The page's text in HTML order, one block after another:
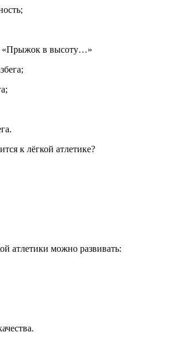
«Прыжок в высоту…»
к лёгкой атлетике?
атлетики можно развивать: